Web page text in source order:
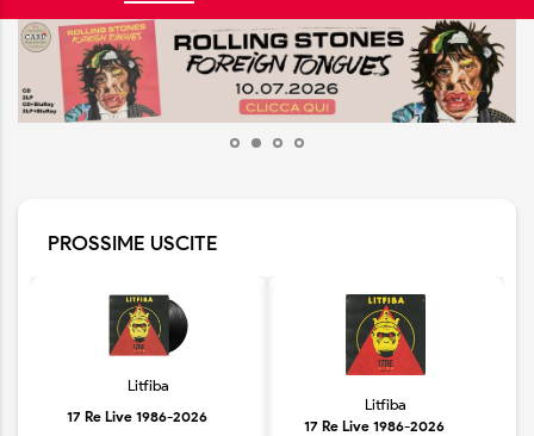
PROSSIME USCITE
Litfiba
17 Re Live 1986-2026
Litfiba
17 Re Live 1986-2026